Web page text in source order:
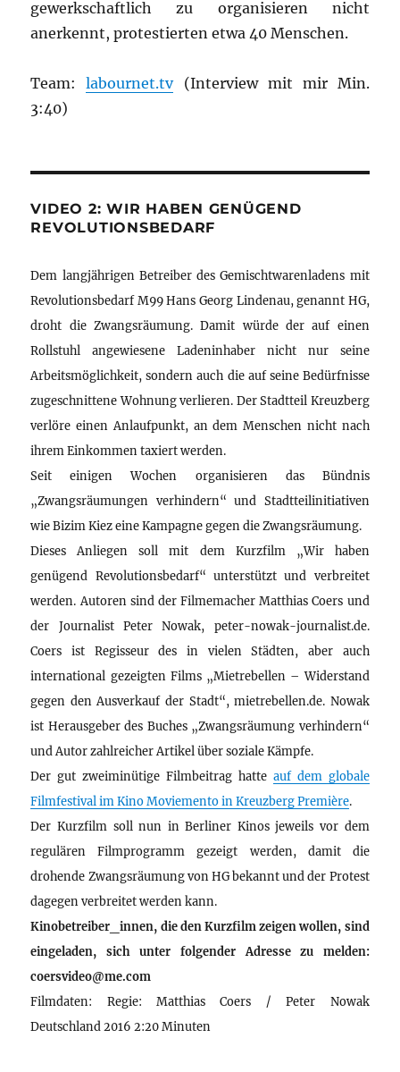
gewerkschaftlich zu organisieren nicht
anerkennt, protestierten etwa 40 Menschen.
Team:labournet.tv(Interview mit mir Min.
3:40)
VIDEO 2: WIR HABEN GENÜGEND
REVOLUTIONSBEDARF
Dem langjährigen Betreiber des Gemischtwarenladens mit
Revolutionsbedarf M99 Hans Georg Lindenau, genannt HG,
droht die Zwangsräumung. Damit würde der auf einen
Rollstuhl angewiesene Ladeninhaber nicht nur seine
Arbeitsmöglichkeit, sondern auch die auf seine Bedürfnisse
zugeschnittene Wohnung verlieren. Der Stadtteil Kreuzberg
verlöre einen Anlaufpunkt, an dem Menschen nicht nach
ihrem Einkommen taxiert werden.
Seit einigen Wochen organisieren das Bündnis
„Zwangsräumungen verhindern“ und Stadtteilinitiativen
wie Bizim Kiez eine Kampagne gegen die Zwangsräumung.
Dieses Anliegen soll mit dem Kurzfilm „Wir haben
genügend Revolutionsbedarf“ unterstützt und verbreitet
werden. Autoren sind der Filmemacher Matthias Coers und
der Journalist Peter Nowak, peter-nowak-journalist.de.
Coers ist Regisseur des in vielen Städten, aber auch
international gezeigten Films „Mietrebellen – Widerstand
gegen den Ausverkauf der Stadt“, mietrebellen.de. Nowak
ist Herausgeber des Buches „Zwangsräumung verhindern“
und Autor zahlreicher Artikel über soziale Kämpfe.
Der gut zweiminütige Filmbeitrag hatte auf dem globale
Filmfestival im Kino Moviemento in Kreuzberg Première.
Der Kurzfilm soll nun in Berliner Kinos jeweils vor dem
regulären Filmprogramm gezeigt werden, damit die
drohende Zwangsräumung von HG bekannt und der Protest
dagegen verbreitet werden kann.
Kinobetreiber_innen, die den Kurzfilm zeigen wollen, sind
eingeladen, sich unter folgender Adresse zu melden:
coersvideo@me.com
Filmdaten: Regie: Matthias Coers / Peter Nowak
Deutschland 2016 2:20 Minuten